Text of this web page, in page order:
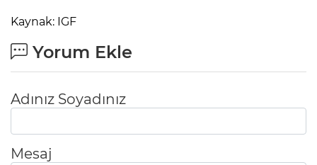
Kaynak: IGF
Yorum Ekle
Adınız Soyadınız
Mesaj